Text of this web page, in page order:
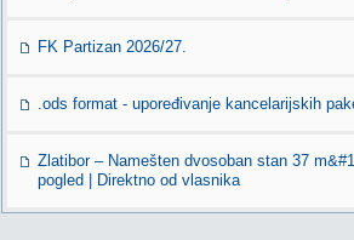
FK Partizan 2026/27.
.ods format - upoređivanje kancelarijskih
Zlatibor – Namešten dvosoban stan 37
pogled | Direktno od vlasnika